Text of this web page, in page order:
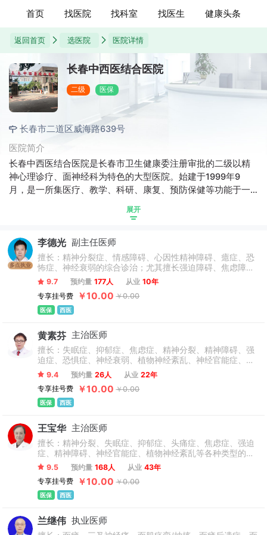
首页 找医院 找科室 找医生 健康头条
返回首页 选医院 医院详情
长春中西医结合医院
二级 医保
长春市二道区威海路639号
医院简介
长春中西医结合医院是长春市卫生健康委注册审批的二级以精
神心理诊疗、面神经科为特色的大型医院。始建于1999年9
月，是一所集医疗、教学、科研、康复、预防保健等功能于一
用单位。建院20多年来，医院不断发展扩大，现有建筑面积
展开
多点执业
李德光 副主任医师
擅长：精神分裂症、情感障碍、心因性精神障碍、癔症、恐
怖症、神经衰弱的综合诊治；尤其擅长强迫障碍、焦虑障碍
的精准诊疗；心理疾病的心理分析与心理治疗。
9.7 预约量 177人 从业 10年
专享挂号费
￥10.00 ￥0.00
医保 西医
黄素芬 主治医师
擅长：失眠症、抑郁症、焦虑症、精神分裂、精神障碍、强
迫症、恐惧症、神经衰弱、植物神经紊乱、神经官能症、头
痛症、头晕症、网络成瘾酒精依赖、心理障碍等精神心理疾
病。
9.4 预约量 26人 从业 22年
专享挂号费
￥10.00 ￥0.00
医保 西医
王宝华 主治医师
擅长：精神分裂、失眠症、抑郁症、头痛症、焦虑症、强迫
症、精神障碍、神经官能症、植物神经紊乱等各种类型的精
神、心理疾病。对于神经疾病诊疗方面有见解，尤其对失眠
症、头晕头痛及常年服药却反复发作的疑难型精神疾病等。
9.5 预约量 168人 从业 43年
专享挂号费
￥10.00 ￥0.00
医保 西医
兰继伟 执业医师